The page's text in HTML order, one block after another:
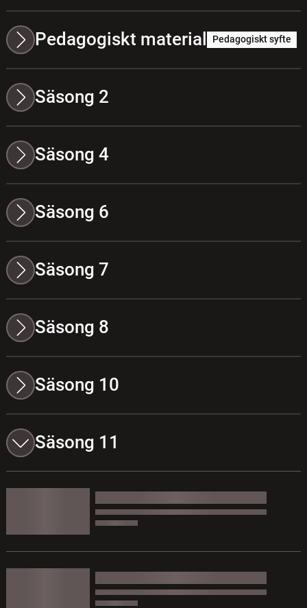
Pedagogiskt material Pedagogiskt syfte
Säsong 2
Säsong 4
Säsong 6
Säsong 7
Säsong 8
Säsong 10
Säsong 11